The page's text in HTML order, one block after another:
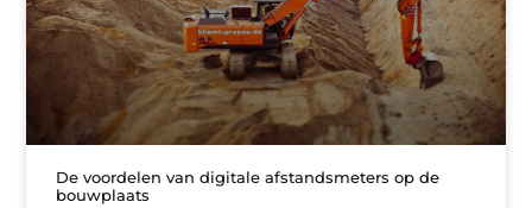
De voordelen van digitale afstandsmeters op de
bouwplaats